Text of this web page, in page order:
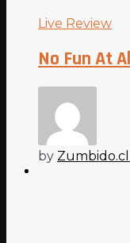
Live Review
No Fun At
by Zumbido.cl